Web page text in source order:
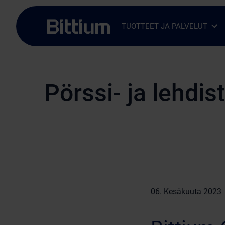
Siirry sisältöön
TUOTTEET JA PALVELUTAvaa alavalikko
Sulje alavalikko
Pörssi- ja
06. Kesäkuuta 2023